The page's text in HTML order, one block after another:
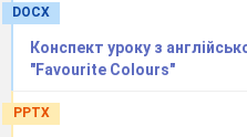
DOCX
Конспект уроку з
"Favourite Colours"
PPTX